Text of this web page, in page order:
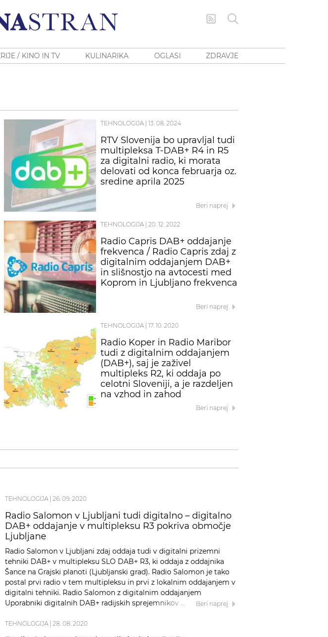
/ KINO IN TV KULINARIKA OGLASI ZDRAVJE
TEHNOLOGIJA| 13. 08. 2024
RTV Slovenija bo upravljal tudi
multipleksa T-DAB+ R4 in R5
za digitalni radio, ki morata
delovati od konca februarja oz.
sredine aprila 2025
Beri naprej
TEHNOLOGIJA| 20. 12. 2022
Radio Capris DAB+ oddajanje
frekvenca / Radio Capris zdaj z
digitalnim oddajanjem DAB+
in slišnostjo na avtocesti med
Koprom in Ljubljano frekvenca
Beri naprej
TEHNOLOGIJA| 17. 10. 2020
Radio Koper in Radio Maribor
tudi z digitalnim oddajanjem
(DAB+), saj je zaživel
multipleks R2, ki oddaja po
celotni Sloveniji, a je razdeljen
na vzhod in zahod
Beri naprej
TEHNOLOGIJA 26. 09. 2020
Radio Salomon v Ljubljani tudi digitalno – digitalno
DAB+ oddajanje v multipleksu R3 pokriva območje
Ljubljane
Radio Salomon v Ljubljani zdaj oddaja tudi v digitalni prizemni
tehniki DAB+ v multipleksu SLO DAB+ R3, ki oddaja z oddajnika
Šance na Grajski planoti (Ljubljanski grad). Radio Salomon je tako
postal prvi radio v tem multipleksu in prvi z lokalnim oddajanjem v
digitalni tehniki. Radio Salomon z digitalnim oddajanjem
Uporabniki digitalnih DAB+ radijskih sprejemnikov …
Beri naprej
TEHNOLOGIJA 28. 08. 2020